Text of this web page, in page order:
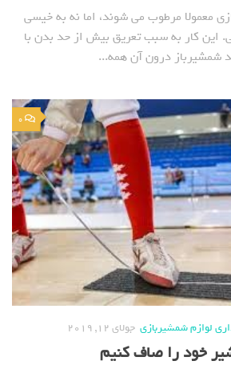
معمولا مرطوب می شوند، اما نه به خیسی
این کار به سبب تعریق بیش از حد بدن با
درون آن همه...
0
لوازم شمشیربازی جولای 12, 2019
خود را صاف کنیم